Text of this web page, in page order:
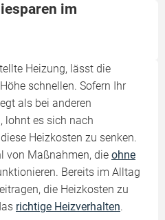
im
Heizung, lässt die
schnellen. Sofern Ihr
als bei anderen
lohnt es sich nach
Heizkosten zu senken.
von Maßnahmen, die ohne
Bereits im Alltag
die Heizkosten zu
richtige Heizverhalten.